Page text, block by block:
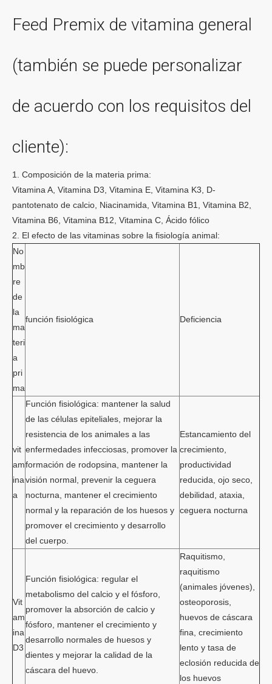
Feed Premix de vitamina general
(también se puede personalizar
de acuerdo con los requisitos del
cliente):
1. Composición de la materia prima:
Vitamina A, Vitamina D3, Vitamina E, Vitamina K3, D-
pantotenato de calcio, Niacinamida, Vitamina B1, Vitamina B2,
Vitamina B6, Vitamina B12, Vitamina C, Ácido fólico
2. El efecto de las vitaminas sobre la fisiología animal:
No
mb
re
de
la
ma
teri
a
pri
ma
función fisiológica Deficiencia
vit
am
ina
a
Función fisiológica: mantener la salud
de las células epiteliales, mejorar la
resistencia de los animales a las
enfermedades infecciosas, promover la
formación de rodopsina, mantener la
visión normal, prevenir la ceguera
nocturna, mantener el crecimiento
normal y la reparación de los huesos y
promover el crecimiento y desarrollo
del cuerpo.
Estancamiento del
crecimiento,
productividad
reducida, ojo seco,
debilidad, ataxia,
ceguera nocturna
Vit
am
ina
D3
Función fisiológica: regular el
metabolismo del calcio y el fósforo,
promover la absorción de calcio y
fósforo, mantener el crecimiento y
desarrollo normales de huesos y
dientes y mejorar la calidad de la
cáscara del huevo.
Raquitismo,
raquitismo
(animales jóvenes),
osteoporosis,
huevos de cáscara
fina, crecimiento
lento y tasa de
eclosión reducida de
los huevos